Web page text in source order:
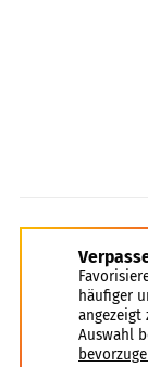
häufiger
angezeigt
Auswahl